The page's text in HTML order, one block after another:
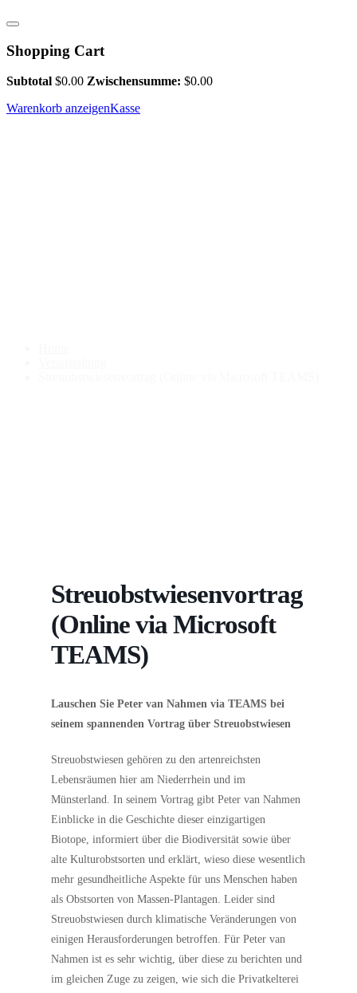
Shopping Cart
Subtotal $0.00 Zwischensumme: $0.00
Warenkorb anzeigenKasse
Streuobstwiesenvortrag
(Online via Microsoft
TEAMS)
Lauschen Sie Peter van Nahmen via TEAMS bei
seinem spannenden Vortrag über Streuobstwiesen
Streuobstwiesen gehören zu den artenreichsten
Lebensräumen hier am Niederrhein und im
Münsterland. In seinem Vortrag gibt Peter van Nahmen
Einblicke in die Geschichte dieser einzigartigen
Biotope, informiert über die Biodiversität sowie über
alte Kulturobstsorten und erklärt, wieso diese wesentlich
mehr gesundheitliche Aspekte für uns Menschen haben
als Obstsorten von Massen-Plantagen. Leider sind
Streuobstwiesen durch klimatische Veränderungen von
einigen Herausforderungen betroffen. Für Peter van
Nahmen ist es sehr wichtig, über diese zu berichten und
im gleichen Zuge zu zeigen, wie sich die Privatkelterei